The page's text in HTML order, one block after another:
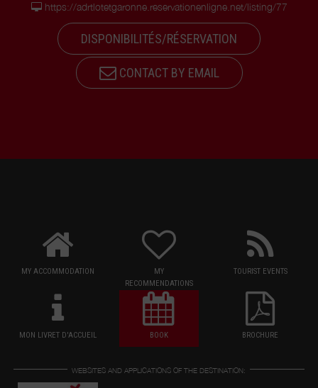
https://adrtlotetgaronne.reservationenligne.net/listing/77
DISPONIBILITÉS/RÉSERVATION
CONTACT BY EMAIL
MY ACCOMMODATION
MY
RECOMMENDATIONS
TOURIST EVENTS
MON LIVRET D'ACCUEIL BOOK BROCHURE
WEBSITES AND APPLICATIONS OF THE DESTINATION: